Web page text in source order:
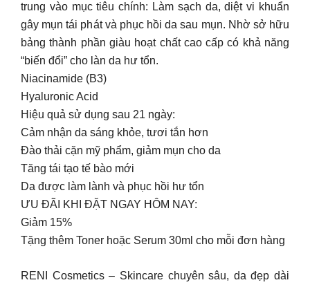
trung vào mục tiêu chính: Làm sạch da, diệt vi khuẩn
gây mụn tái phát và phục hồi da sau mụn. Nhờ sở hữu
bảng thành phần giàu hoạt chất cao cấp có khả năng
“biến đổi” cho làn da hư tổn.
Niacinamide (B3)
Hyaluronic Acid
Hiệu quả sử dụng sau 21 ngày:
Cảm nhận da sáng khỏe, tươi tắn hơn
Đào thải cặn mỹ phẩm, giảm mụn cho da
Tăng tái tạo tế bào mới
Da được làm lành và phục hồi hư tổn
ƯU ĐÃI KHI ĐẶT NGAY HÔM NAY:
Giảm 15%
Tặng thêm Toner hoặc Serum 30ml cho mỗi đơn hàng
RENI Cosmetics – Skincare chuyên sâu, da đẹp dài